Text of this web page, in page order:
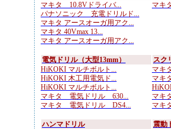
マキタ 10.8Vドライバ...
パナソニック 充電ドリルド...
マキタ アースオーガ用アク...
マキタ 40Vmax 13...
マキタ アースオーガ用アク...
マキ
電気ドリル（大型13mm）
HiKOKI マルチボルト...
HiKOKI 木工用電気ド...
HiKOKI マルチボルト...
マキタ 電気ドリル 630...
マキタ 電気ドリル DS4...
スク
マキ
マキ
マキ
マキ
ハンマドリル
震動